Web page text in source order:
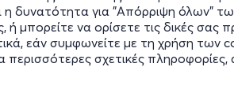
η δυνατότητα για "Απόρριψη όλων"
μπορείτε να ορίσετε τις δικές σας
εάν συμφωνείτε με τη χρήση
περισσότερες σχετικές